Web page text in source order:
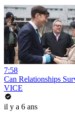
7:58
Can Relationships
VICE
il y a 6 ans